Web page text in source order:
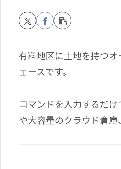
有料地区に土地を持つ
ェースです。
コマンドを入力するだ
や大容量のクラウド倉